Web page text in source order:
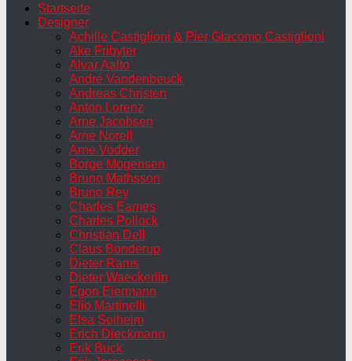
Startseite
Designer
Achille Castiglioni & Pier Giacomo Castiglioni
Ake Fribyter
Alvar Aalto
André Vandenbeuck
Andreas Christen
Anton Lorenz
Arne Jacobsen
Arne Norell
Arne Vodder
Borge Mogensen
Bruno Mathsson
Bruno Rey
Charles Eames
Charles Pollock
Christian Dell
Claus Bonderup
Dieter Rams
Dieter Waeckerlin
Egon Eiermann
Elio Martinelli
Elsa Solheim
Erich Dieckmann
Erik Buck